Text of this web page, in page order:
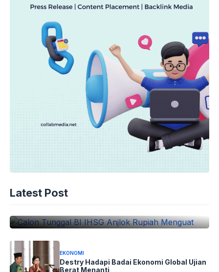
Latest Post
EKONOMI
Menguat
EKONOMI
Destry Hadapi Badai Ekonomi Global Ujian
Berat Menanti